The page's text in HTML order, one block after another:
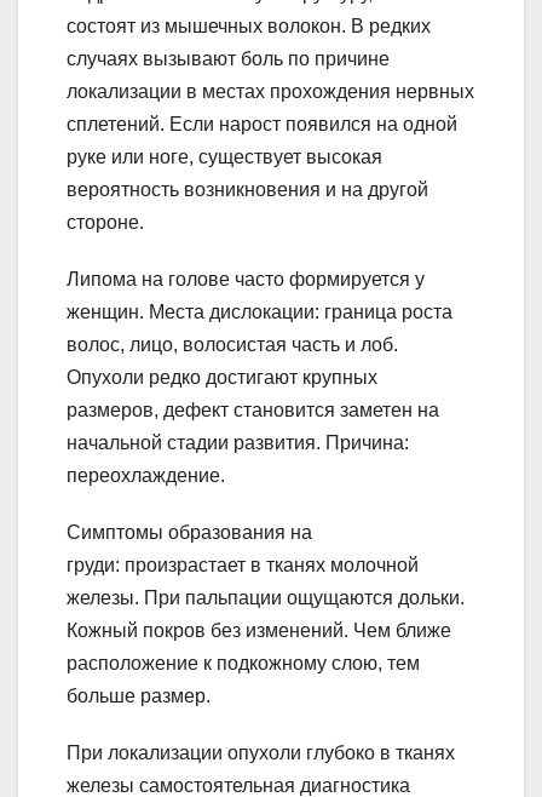
состоят из мышечных волокон. В редких
случаях вызывают боль по причине
локализации в местах прохождения нервных
сплетений. Если нарост появился на одной
руке или ноге, существует высокая
вероятность возникновения и на другой
стороне.
Липома на голове часто формируется у
женщин. Места дислокации: граница роста
волос, лицо, волосистая часть и лоб.
Опухоли редко достигают крупных
размеров, дефект становится заметен на
начальной стадии развития. Причина:
переохлаждение.
Симптомы образования на
груди: произрастает в тканях молочной
железы. При пальпации ощущаются дольки.
Кожный покров без изменений. Чем ближе
расположение к подкожному слою, тем
больше размер.
При локализации опухоли глубоко в тканях
железы самостоятельная диагностика